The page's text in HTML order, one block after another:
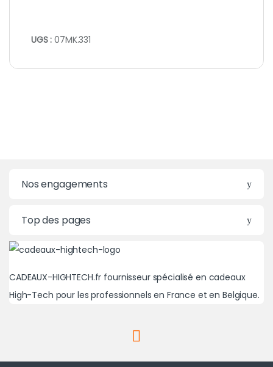
UGS :07MK.331
Nos engagements
Top des pages
CADEAUX-HIGHTECH.fr fournisseur spécialisé en cadeaux
High-Tech pour les professionnels en France et en Belgique.